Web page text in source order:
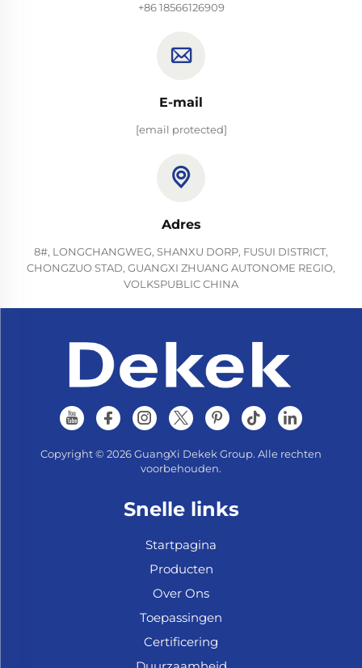
+86 18566126909
E-mail
[email protected]
Adres
8#, LONGCHANGWEG, SHANXU DORP, FUSUI DISTRICT,
CHONGZUO STAD, GUANGXI ZHUANG AUTONOME REGIO,
VOLKSPUBLIC CHINA
Copyright © 2026 GuangXi Dekek Group. Alle rechten
voorbehouden.
Snelle links
Startpagina
Producten
Over Ons
Toepassingen
Certificering